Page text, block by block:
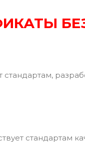
стандартам,
стандартам